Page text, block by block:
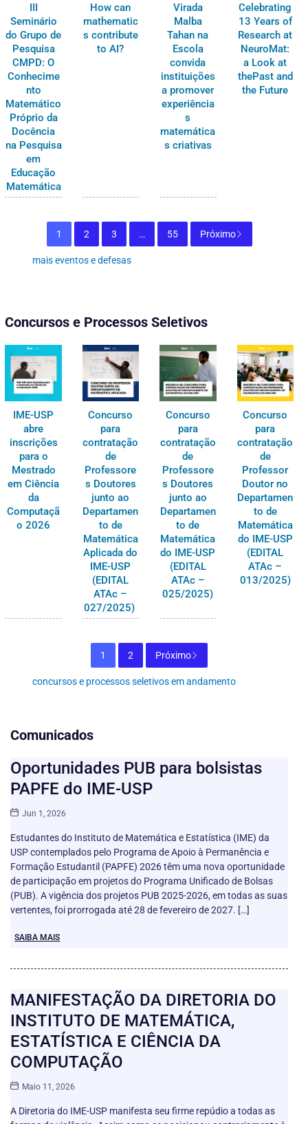
III
Seminário
do Grupo de
Pesquisa
CMPD: O
Conhecime
nto
Matemático
Próprio da
Docência
na Pesquisa
em
Educação
Matemática
How can
mathematic
s contribute
to AI?
Virada
Malba
Tahan na
Escola
convida
instituições
a promover
experiência
s
matemática
s criativas
Celebrating
13 Years of
Research at
NeuroMat:
a Look at
thePast and
the Future
1 2 3 … 55 Próximo
mais eventos e defesas
Concursos e Processos Seletivos
IME-USP
abre
inscrições
para o
Mestrado
em Ciência
da
Computaçã
o 2026
Concurso
para
contratação
de
Professore
s Doutores
junto ao
Departamen
to de
Matemática
Aplicada do
IME-USP
(EDITAL
ATAc –
027/2025)
Concurso
para
contratação
de
Professore
s Doutores
junto ao
Departamen
to de
Matemática
do IME-USP
(EDITAL
ATAc –
025/2025)
Concurso
para
contratação
de
Professor
Doutor no
Departamen
to de
Matemática
do IME-USP
(EDITAL
ATAc –
013/2025)
1 2 Próximo
concursos e processos seletivos em andamento
Comunicados
Oportunidades PUB para bolsistas
PAPFE do IME-USP
Jun 1, 2026
Estudantes do Instituto de Matemática e Estatística (IME) da
USP contemplados pelo Programa de Apoio à Permanência e
Formação Estudantil (PAPFE) 2026 têm uma nova oportunidade
de participação em projetos do Programa Unificado de Bolsas
(PUB). A vigência dos projetos PUB 2025-2026, em todas as suas
vertentes, foi prorrogada até 28 de fevereiro de 2027. […]
SAIBA MAIS
MANIFESTAÇÃO DA DIRETORIA DO
INSTITUTO DE MATEMÁTICA,
ESTATÍSTICA E CIÊNCIA DA
COMPUTAÇÃO
Maio 11, 2026
A Diretoria do IME-USP manifesta seu firme repúdio a todas as